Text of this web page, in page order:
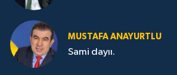
MUSTAFA ANAYURTLU
Sami dayıı.